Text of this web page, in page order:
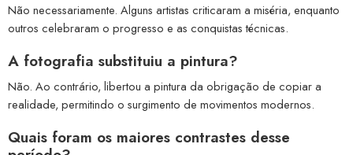
Não necessariamente. Alguns artistas criticaram a miséria, enquanto
outros celebraram o progresso e as conquistas técnicas.
A fotografia substituiu a pintura?
Não. Ao contrário, libertou a pintura da obrigação de copiar a
realidade, permitindo o surgimento de movimentos modernos.
Quais foram os maiores contrastes desse